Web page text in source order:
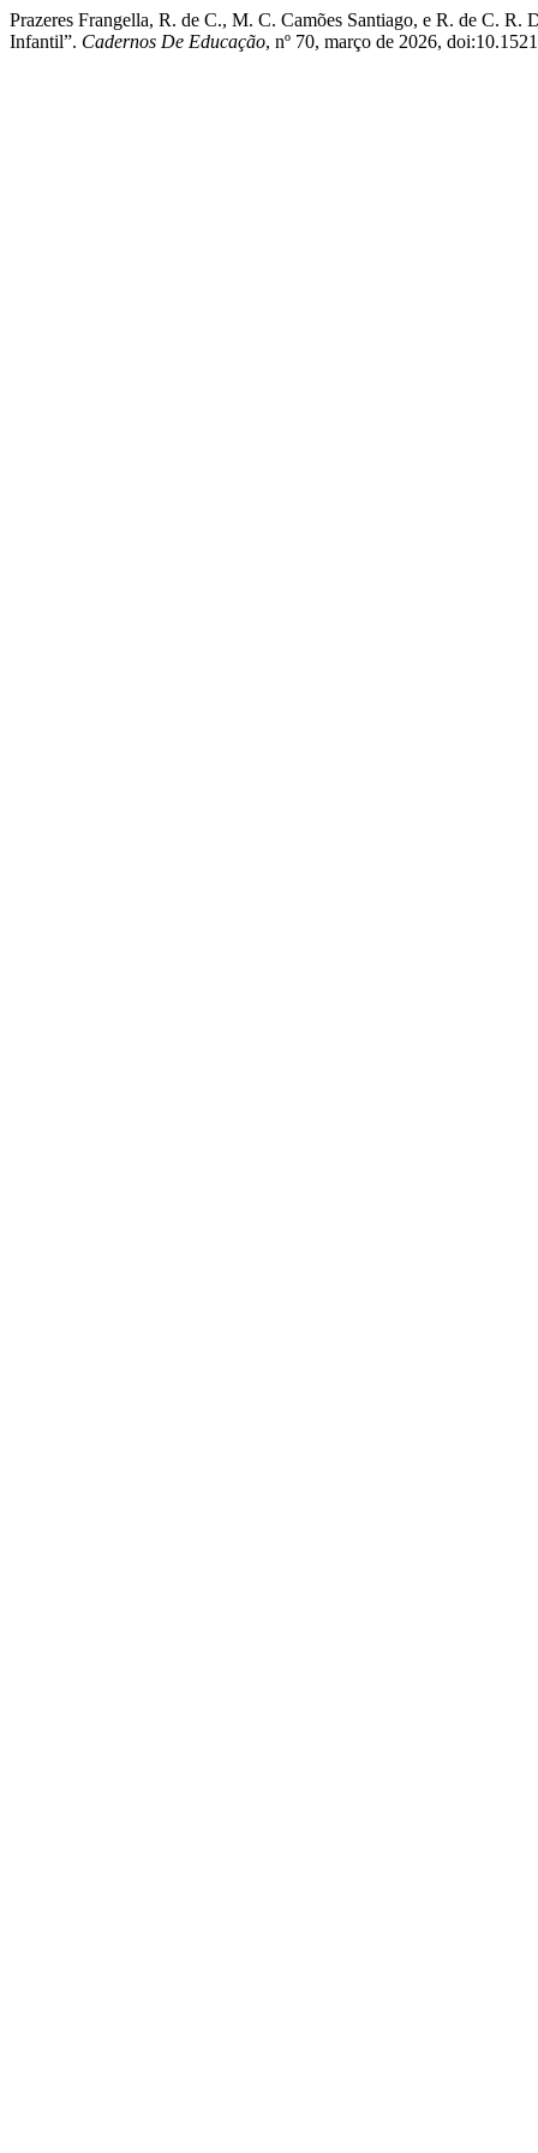
Prazeres Frangella, R. de C., M. C. Camões Santiago, e R. de C.
Infantil”. Cadernos De Educação, nº 70, março de 2026,